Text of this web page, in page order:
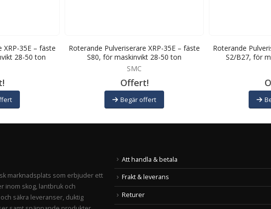
XRP-35E – fäste
28-50 ton
Roterande Pulveriserare XRP-35E – fäste
S80, för maskinvikt 28-50 ton
SMC
Offert!
Begär offert
Roterande
S2/B27, för
marknadsplats som erbjuder ett
inom skog, lantbruk och
säkra leveranser, duktig
Att handla & betala
Frakt & leverans
Returer